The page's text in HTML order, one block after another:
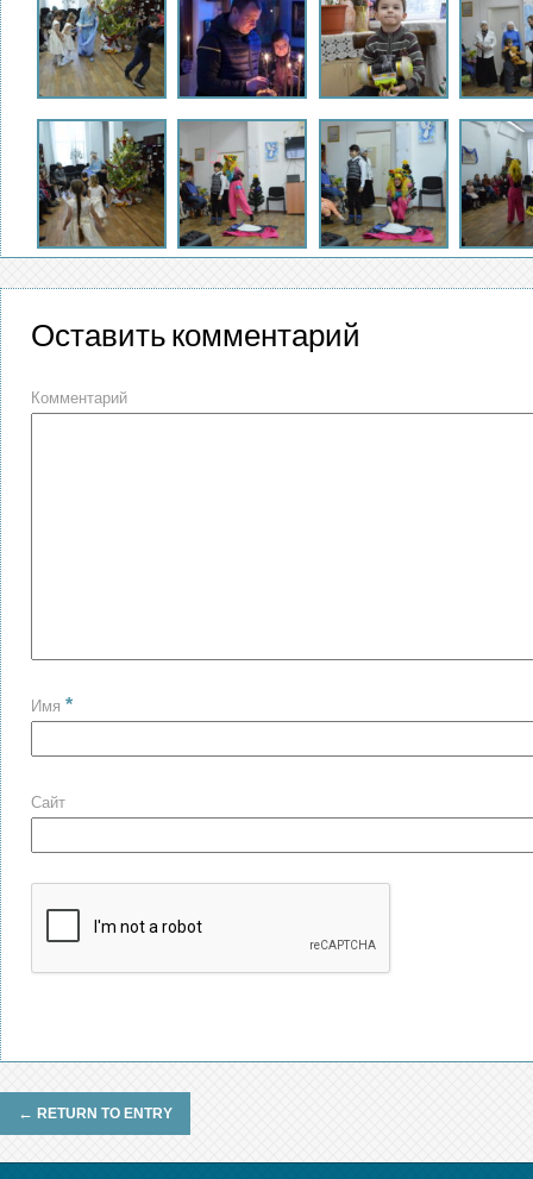
Оставить комментарий
Комментарий
Имя *
Сайт
← RETURN TO ENTRY